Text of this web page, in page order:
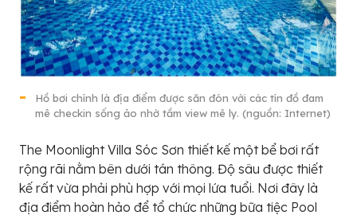
Hồ bơi chính là địa điểm được săn đón với các tín đồ đam
mê checkin sống ảo nhờ tầm view mê ly. (nguồn: Internet)
The Moonlight Villa Sóc Sơn thiết kế một bể bơi rất
rộng rãi nằm bên dưới tán thông. Độ sâu được thiết
kế rất vừa phải phù hợp với mọi lứa tuổi. Nơi đây là
địa điểm hoàn hảo để tổ chức những bữa tiệc Pool